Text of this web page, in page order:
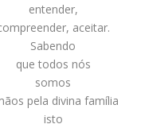
entender,
aceitar.
Sabendo
que todos nós
somos
pela divina família
isto